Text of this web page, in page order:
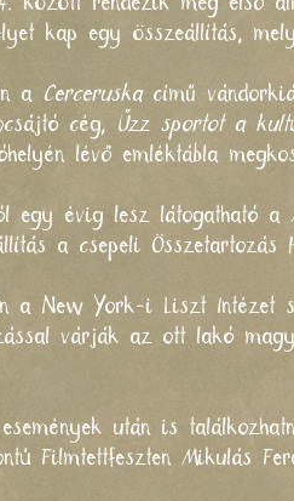
kap egy összeállítás,
a Cerceruskacímű
cég, Űzz sportot a
lévő emléktábla
egy évig lesz látogatható a
a csepeli Összetartozás
a New York-i Liszt Intézet
várják az ott lakó
események után is
Filmtettfeszten Mikulás